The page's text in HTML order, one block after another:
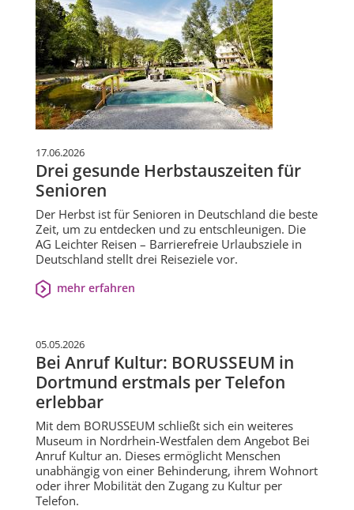
17.06.2026
Drei gesunde Herbstauszeiten für
Senioren
Der Herbst ist für Senioren in Deutschland die beste
Zeit, um zu entdecken und zu entschleunigen. Die
AG Leichter Reisen – Barrierefreie Urlaubsziele in
Deutschland stellt drei Reiseziele vor.
mehr erfahren
05.05.2026
Bei Anruf Kultur: BORUSSEUM in
Dortmund erstmals per Telefon
erlebbar
Mit dem BORUSSEUM schließt sich ein weiteres
Museum in Nordrhein-Westfalen dem Angebot Bei
Anruf Kultur an. Dieses ermöglicht Menschen
unabhängig von einer Behinderung, ihrem Wohnort
oder ihrer Mobilität den Zugang zu Kultur per
Telefon.